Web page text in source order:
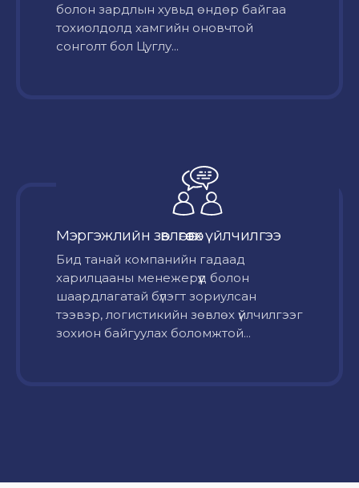
болон зардлын хувьд өндөр байгаа
тохиолдолд хамгийн оновчтой
сонголт бол Цуглу...
Мэргэжлийн зөвлөгөө өгөх үйлчилгээ
Бид танай компанийн гадаад
харилцааны менежерүүд болон
шаардлагатай бүлэгт зориулсан
тээвэр, логистикийн зөвлөх үйлчилгээг
зохион байгуулах боломжтой...